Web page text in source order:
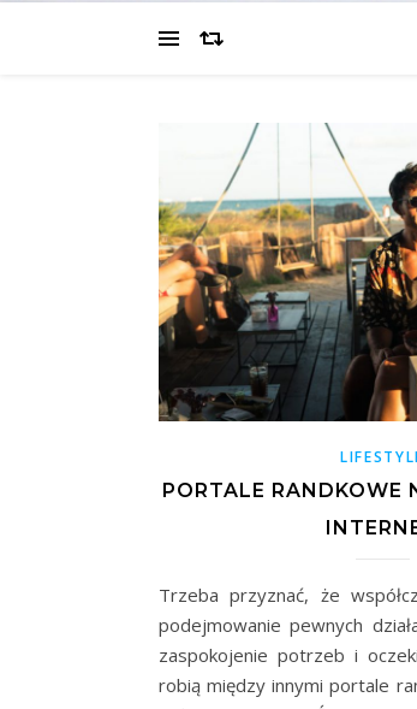
PORTALE RANDKOWE
Trzeba przyznać, że
podejmowanie pewnych
zaspokojenie potrzeb i
robią między innymi portale